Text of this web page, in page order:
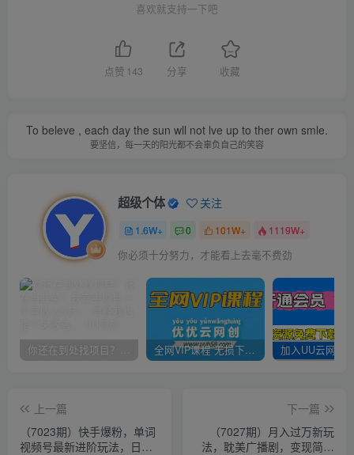
喜欢就支持一下吧
点赞 143 分享 收藏
To beleve , each day the sun wll not lve up to ther own smle.
要坚信，每一天的阳光都不会辜负自己的笑容
超级个体 关注
1.6W+ 0 101W+ 1119W+
你必须十分努力，才能看上去毫不费劲
你还在到处找项目？还在当韭菜？我靠卖项目一个月收入5万+，曾经我也是个失败者。 全网VIP课程 无损下载~
上一篇
（7023期）快手爆粉，单词
视频号最新进阶玩法，日收
下一篇
（7027期）月入过万新玩
法，耽美广播剧，变现简单